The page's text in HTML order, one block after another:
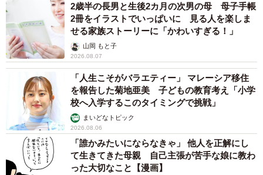
2歳半の長男と生後2カ月の次男の母 母子手帳
2冊をイラストでいっぱいに 見る人を楽しま
せる家族ストーリーに「かわいすぎる！」
山岡 もと子
2026.08.07
「人生こそがバラエティー」 マレーシア移住
を報告した菊地亜美 子どもの教育考え「小学
校へ入学するこのタイミングで挑戦」
まいどなトピック
2026.08.06
「誰かみたいにならなきゃ」 他人を正解にし
て生きてきた母親 自己主張が苦手な娘に教わ
った大切なこと【漫画】